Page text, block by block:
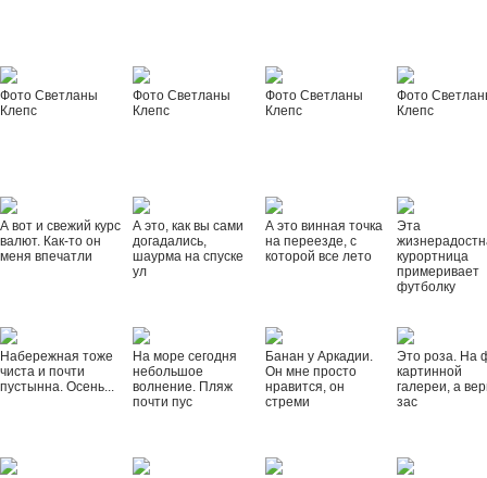
Фото Светланы
Клепс
Фото Светланы
Клепс
Фото Светланы
Клепс
Фото
Клепс
А вот и свежий курс
валют. Как-то он
меня впечатли
А это, как вы сами
догадались,
шаурма на спуске
ул
А это винная точка
на переезде, с
которой все лето
Эта
курортница
примеривает
футболку
Набережная тоже
чиста и почти
пустынна. Осень...
На море сегодня
небольшое
волнение. Пляж
почти пус
Банан у Аркадии.
Он мне просто
нравится, он
стреми
Это роза. На
картинной
галереи, а
зас